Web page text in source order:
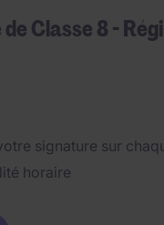
Classe 8 -
signature sur
horaire